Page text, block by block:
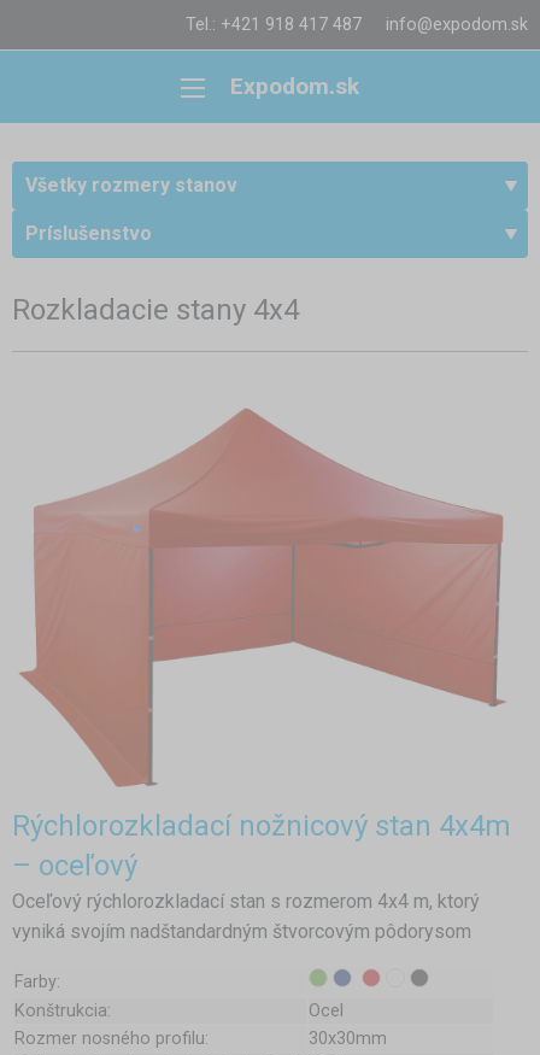
Tel.: +421 918 417 487 info@expodom.sk
Expodom.sk
Všetky rozmery stanov
Príslušenstvo
Rozkladacie stany 4x4
Rýchlorozkladací nožnicový stan 4x4m
– oceľový
Oceľový rýchlorozkladací stan s rozmerom 4x4 m, ktorý
vyniká svojím nadštandardným štvorcovým pôdorysom
Farby:
Konštrukcia:
Ocel
Rozmer nosného profilu:
30x30mm